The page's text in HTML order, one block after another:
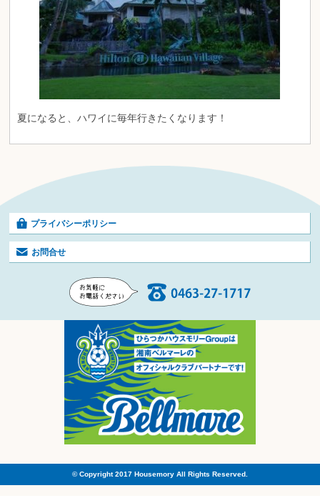
夏になると、ハワイに毎年行きたくなります！
プライバシーポリシー
お問合せ
© Copyright 2017 Housemory All Rights Reserved.